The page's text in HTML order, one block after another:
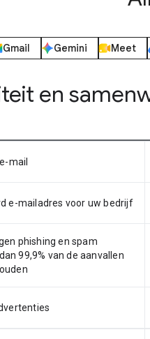
Gmail
Gemini Meet
en
mail
e-mailadres voor uw bedrijf
phishing en spam
99,9% van de aanvallen